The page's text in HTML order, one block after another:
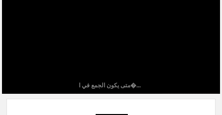
متى يكون الجمع في ا�...